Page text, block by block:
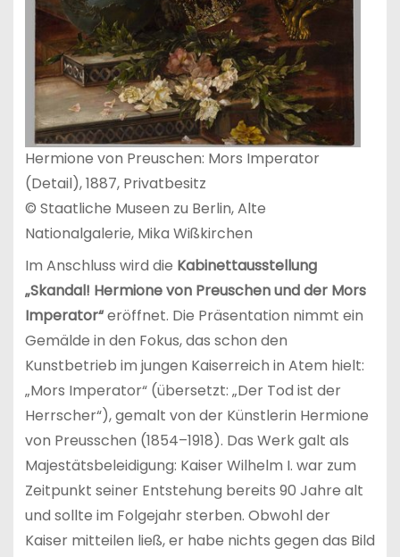
Hermione von Preuschen: Mors Imperator
(Detail), 1887, Privatbesitz
© Staatliche Museen zu Berlin, Alte
Nationalgalerie, Mika Wißkirchen
Im Anschluss wird die Kabinettausstellung
„Skandal! Hermione von Preuschen und der Mors
Imperator“eröffnet. Die Präsentation nimmt ein
Gemälde in den Fokus, das schon den
Kunstbetrieb im jungen Kaiserreich in Atem hielt:
„Mors Imperator“ (übersetzt: „Der Tod ist der
Herrscher“), gemalt von der Künstlerin Hermione
von Preusschen (1854–1918). Das Werk galt als
Majestätsbeleidigung: Kaiser Wilhelm I. war zum
Zeitpunkt seiner Entstehung bereits 90 Jahre alt
und sollte im Folgejahr sterben. Obwohl der
Kaiser mitteilen ließ, er habe nichts gegen das Bild